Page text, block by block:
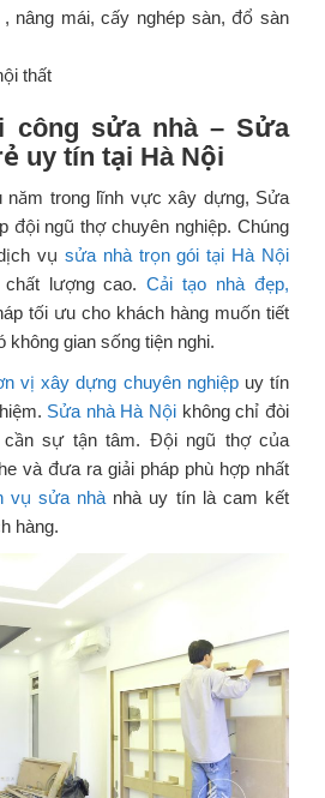
nâng mái, cấy nghép sàn, đổ sàn
thất
công sửa nhà – Sửa
uy tín tại Hà Nội
năm trong lĩnh vực xây dựng, Sửa
đội ngũ thợ chuyên nghiệp. Chúng
vụ sửa nhà trọn gói tại Hà Nội
chất lượng cao.Cải tạo nhà đẹp,
tối ưu cho khách hàng muốn tiết
không gian sống tiện nghi.
vị xây dựng chuyên nghiệpuy tín
Sửa nhà Hà Nội không chỉ đòi
sự tận tâm. Đội ngũ thợ của
và đưa ra giải pháp phù hợp nhất
vụ sửa nhà nhà uy tín là cam kết
hàng.